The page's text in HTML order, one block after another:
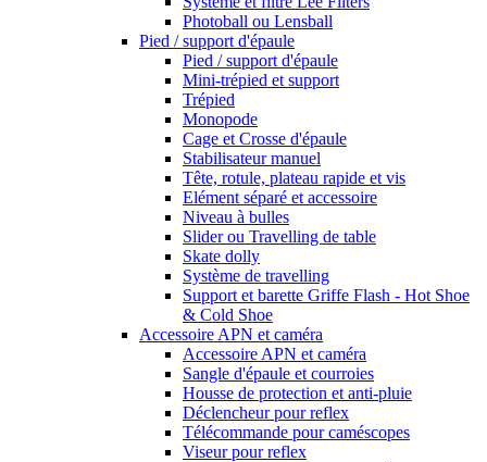
Photoball ou Lensball
Pied / support d'épaule
Pied / support d'épaule
Mini-trépied et support
Trépied
Monopode
Cage et Crosse d'épaule
Stabilisateur manuel
Tête, rotule, plateau rapide et vis
Elément séparé et accessoire
Niveau à bulles
Slider ou Travelling de table
Skate dolly
Système de travelling
Support et barette Griffe Flash - Hot Shoe
& Cold Shoe
Accessoire APN et caméra
Accessoire APN et caméra
Sangle d'épaule et courroies
Housse de protection et anti-pluie
Déclencheur pour reflex
Télécommande pour caméscopes
Viseur pour reflex